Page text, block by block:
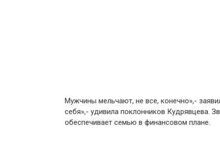
Мужчины мельчают, не все, конечно»,-
себя»,- удивила поклонников Кудрявцева.
обеспечивает семью в финансовом плане.